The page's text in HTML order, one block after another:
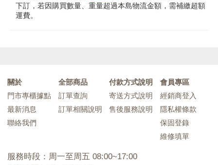
下訂，若因購買數量、重量超過本島物流金額，需補繳超額
運費。
關於
門市專櫃據點
最新消息
聯絡我們
全部商品
訂單查詢
訂單相關說明
付款方式說明
寄送方式說明
售後服務說明
會員專區
經銷商登入
隱私權條款
保固登錄
維修填單
服務時段：周一至周五 08:00~17:00